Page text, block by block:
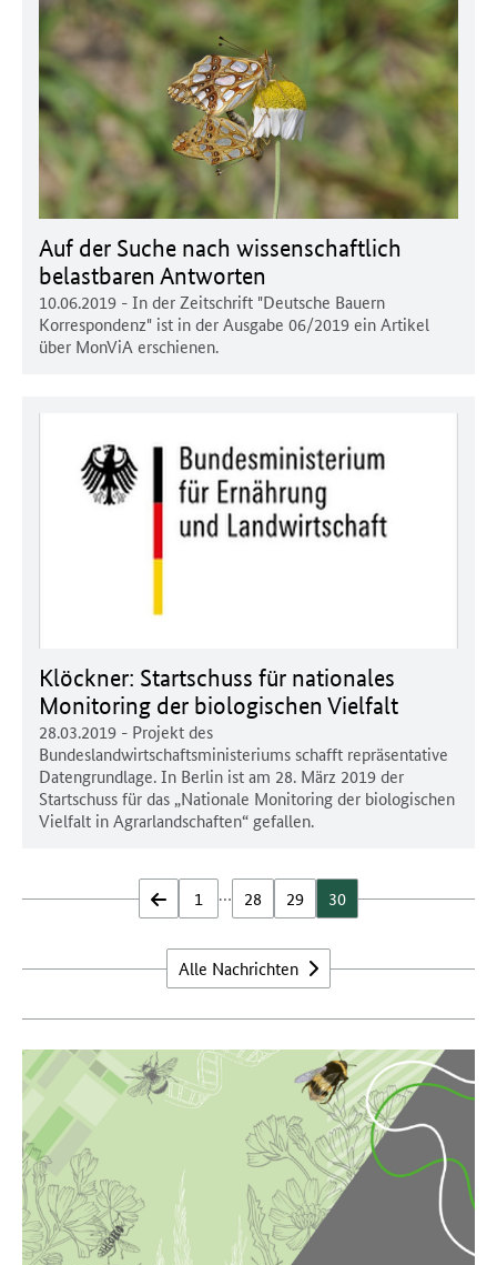
Auf der Suche nach wissenschaftlich
belastbaren Antworten
10.06.2019 - In der Zeitschrift "Deutsche Bauern
Korrespondenz" ist in der Ausgabe 06/2019 ein Artikel
über MonViA erschienen.
Klöckner: Startschuss für nationales
Monitoring der biologischen Vielfalt
28.03.2019 - Projekt des
Bundeslandwirtschaftsministeriums schafft repräsentative
Datengrundlage. In Berlin ist am 28. März 2019 der
Startschuss für das „Nationale Monitoring der biologischen
Vielfalt in Agrarlandschaften“ gefallen.
zurück
1 … 28 29 30
Alle Nachrichten